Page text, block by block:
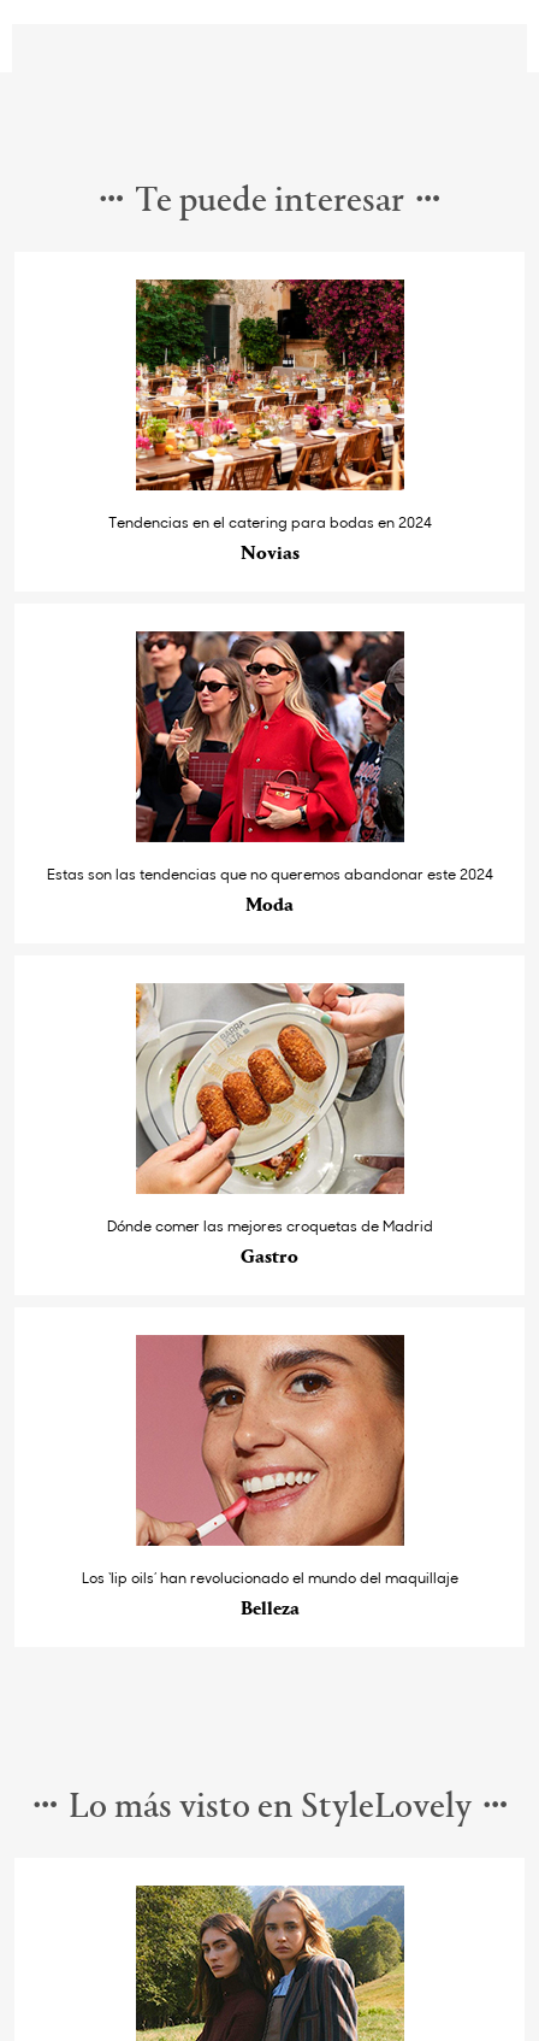
Te puede interesar
Tendencias en el catering para bodas en 2024
Novias
Estas son las tendencias que no queremos abandonar este 2024
Moda
Dónde comer las mejores croquetas de Madrid
Gastro
Los ‘lip oils’ han revolucionado el mundo del maquillaje
Belleza
Lo más visto en StyleLovely